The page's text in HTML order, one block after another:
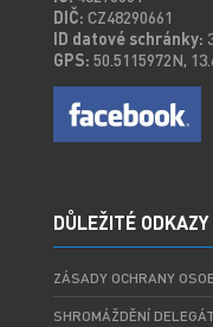
DIČ: CZ48290661
ID datové schránky:
GPS: 50.5115972N,
DŮLEŽITÉ ODKAZY
ZÁSADY OCHRANY
SHROMÁŽDĚNÍ